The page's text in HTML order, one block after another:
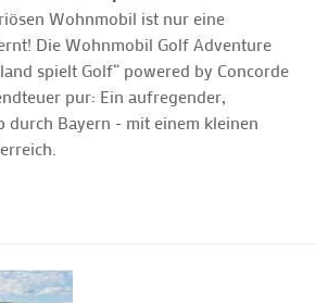
Wohnmobil ist nur eine
Die Wohnmobil Golf Adventure
spielt Golf“ powered by Concorde
pur: Ein aufregender,
durch Bayern - mit einem kleinen